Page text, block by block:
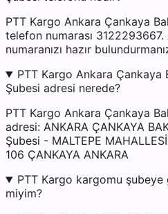
PTT Kargo Ankara Çankaya
telefon numarası
numaranızı hazır
PTT Kargo Ankara Çankaya
Şubesi adresi nerede?
PTT Kargo Ankara Çankaya
adresi: ANKARA ÇANKAYA
Şubesi - MALTEPE
106 ÇANKAYA ANKARA
PTT Kargo kargomu
miyim?